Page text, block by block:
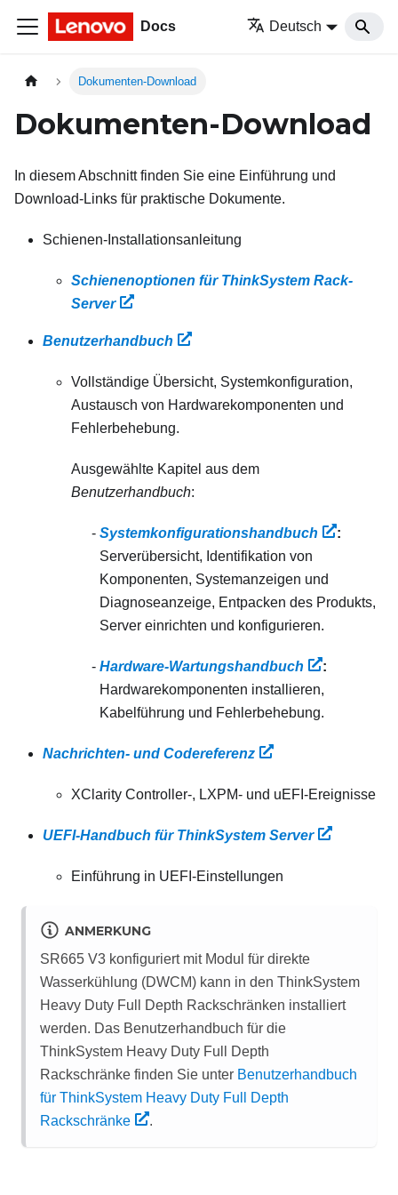
Docs Deutsch
Dokumenten-Download
Dokumenten-Download
In diesem Abschnitt finden Sie eine Einführung und
Download-Links für praktische Dokumente.
Schienen-Installationsanleitung
Schienenoptionen für ThinkSystem Rack-
Server
Benutzerhandbuch
Vollständige Übersicht, Systemkonfiguration,
Austausch von Hardwarekomponenten und
Fehlerbehebung.
Ausgewählte Kapitel aus dem
Benutzerhandbuch:
Systemkonfigurationshandbuch
:
Serverübersicht, Identifikation von
Komponenten, Systemanzeigen und
Diagnoseanzeige, Entpacken des Produkts,
Server einrichten und konfigurieren.
Hardware-Wartungshandbuch
:
Hardwarekomponenten installieren,
Kabelführung und Fehlerbehebung.
Nachrichten‑ und Codereferenz
XClarity Controller‑, LXPM‑ und uEFI-Ereignisse
UEFI-Handbuch für ThinkSystem Server
Einführung in UEFI-Einstellungen
ANMERKUNG
SR665 V3 konfiguriert mit Modul für direkte
Wasserkühlung (DWCM) kann in den ThinkSystem
Heavy Duty Full Depth Rackschränken installiert
werden. Das Benutzerhandbuch für die
ThinkSystem Heavy Duty Full Depth
Rackschränke finden Sie unter Benutzerhandbuch
für ThinkSystem Heavy Duty Full Depth
Rackschränke
.